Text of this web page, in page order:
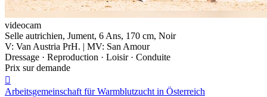
videocam
Selle autrichien, Jument, 6 Ans, 170 cm, Noir
V: Van Austria PrH. | MV: San Amour
Dressage · Reproduction · Loisir · Conduite
Prix sur demande

Arbeitsgemeinschaft für Warmblutzucht in Österreich